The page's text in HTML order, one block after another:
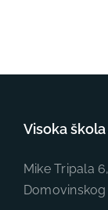
Visoka
Mike Tripala